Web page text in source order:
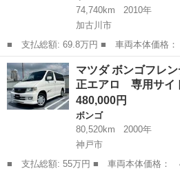
74,740km
2010年
加古川市
■ 支払総額: 69.8万円 ■ 車両本体価格： 548,000 円 ■ メーカー
名： マツダ ■ 車種名： ボンゴバン
アコン パワステ パワーウインドウ エ
ボ ＥＴＣ ...
兵庫 加古川市 ボンゴ
マツダ ボンゴフレ
正エアロ 専用サ
480,000円
ボンゴ
80,520km
2000年
神戸市
■ 支払総額: 55万円 ■ 車両本体価格： 480,000 円 ■ メーカー